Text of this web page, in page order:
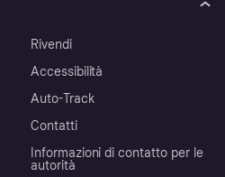
Rivendi
Accessibilità
Auto-Track
Contatti
Informazioni di contatto per le
autorità